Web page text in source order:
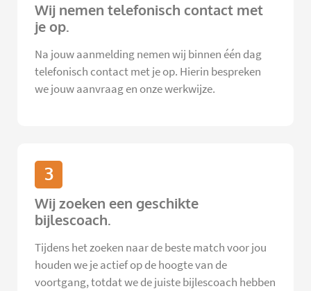
Wij nemen telefonisch contact met
je op.
Na jouw aanmelding nemen wij binnen één dag
telefonisch contact met je op. Hierin bespreken
we jouw aanvraag en onze werkwijze.
3
Wij zoeken een geschikte
bijlescoach.
Tijdens het zoeken naar de beste match voor jou
houden we je actief op de hoogte van de
voortgang, totdat we de juiste bijlescoach hebben